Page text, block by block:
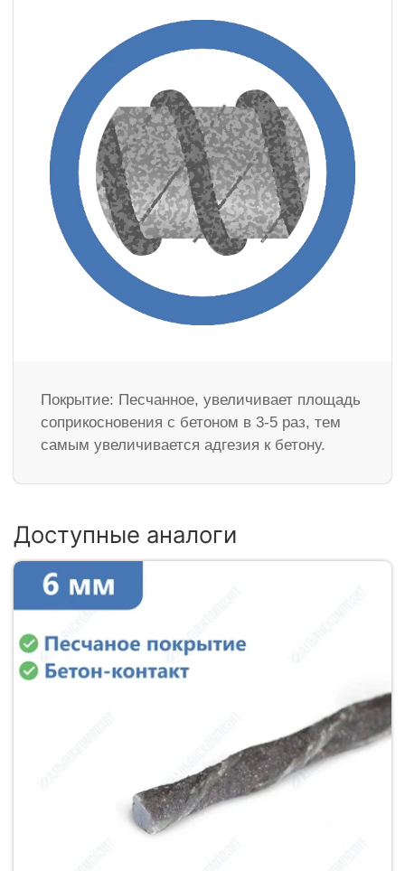
Покрытие: Песчанное, увеличивает площадь
соприкосновения с бетоном в 3-5 раз, тем
самым увеличивается адгезия к бетону.
Доступные аналоги